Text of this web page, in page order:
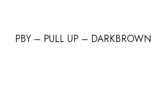
PBY – PULL UP – DARKBROWN